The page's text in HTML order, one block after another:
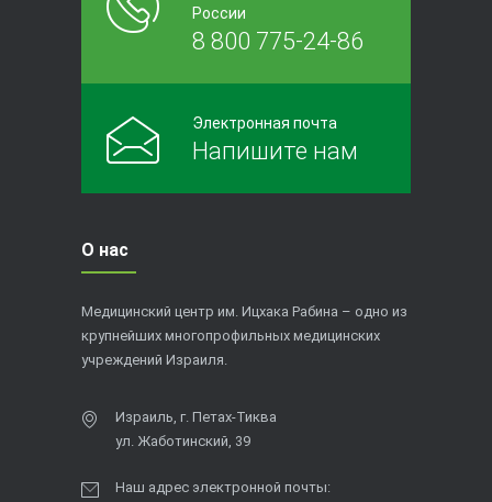
России
8 800 775-24-86
Электронная почта
Напишите нам
О нас
Медицинский центр им. Ицхака Рабина – одно из
крупнейших многопрофильных медицинских
учреждений Израиля.
Израиль, г. Петах-Тиква
ул. Жаботинский, 39
Наш адрес электронной почты: